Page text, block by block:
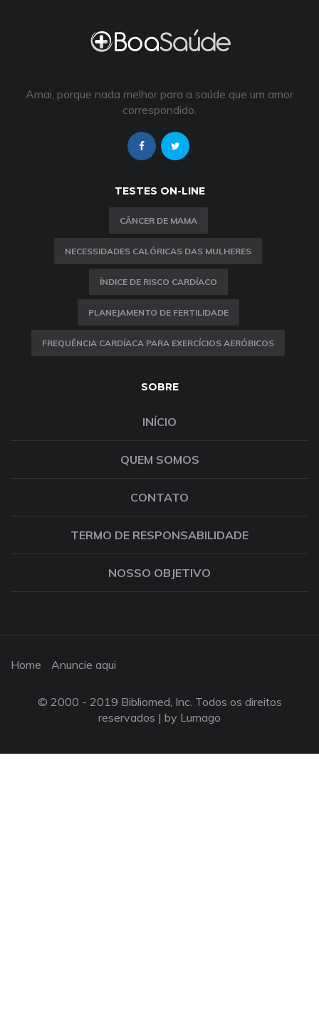
Amai, porque nada melhor para a saúde que um amor
correspondido.
TESTES ON-LINE
CÂNCER DE MAMA
NECESSIDADES CALÓRICAS DAS MULHERES
ÍNDICE DE RISCO CARDÍACO
PLANEJAMENTO DE FERTILIDADE
FREQUÊNCIA CARDÍACA PARA EXERCÍCIOS AERÓBICOS
SOBRE
INÍCIO
QUEM SOMOS
CONTATO
TERMO DE RESPONSABILIDADE
NOSSO OBJETIVO
Home Anuncie aqui
© 2000 - 2019 Bibliomed, Inc. Todos os direitos
reservados | by Lumago